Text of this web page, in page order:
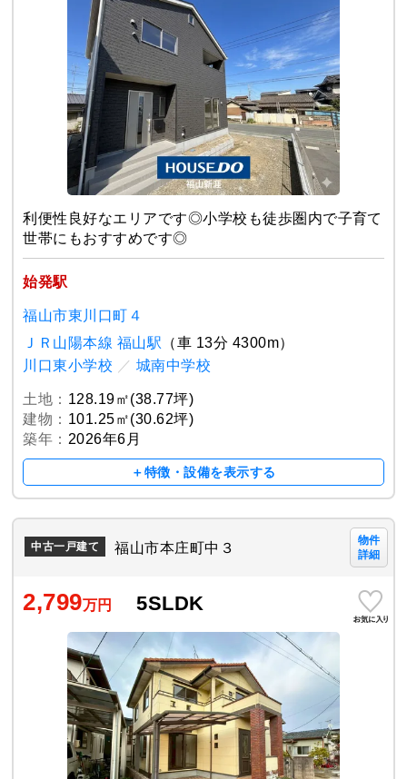
利便性良好なエリアです◎小学校も徒歩圏内で子育て
世帯にもおすすめです◎
始発駅
福山市東川口町４
ＪＲ山陽本線 福山駅 （車 13分 4300m）
川口東小学校 ／ 城南中学校
土地： 128.19㎡(38.77坪)
建物： 101.25㎡(30.62坪)
築年： 2026年6月
＋特徴・設備を表示する
中古一戸建て 福山市本庄町中３
物件
詳細
2,799万円 5SLDK